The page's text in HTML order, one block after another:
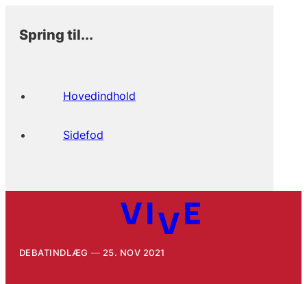
Spring til...
Hovedindhold
Sidefod
DEBATINDLÆG 25. NOV 2021